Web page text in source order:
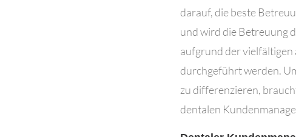
darauf, die beste
und wird die Betreuung
aufgrund der vielfältigen
durchgeführt werden.
zu differenzieren,
dentalen